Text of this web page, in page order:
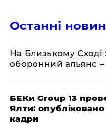
Останні
На Близькому Сході
оборонний альянс
БЕКи Group 13
Ялти:
кадри